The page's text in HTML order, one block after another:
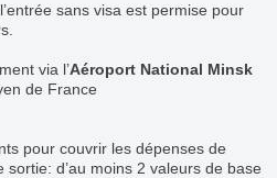
l’entrée sans visa est permise pour
via l’Aéroport National Minsk
de France
pour couvrir les dépenses de
d’au moins 2 valeurs de base